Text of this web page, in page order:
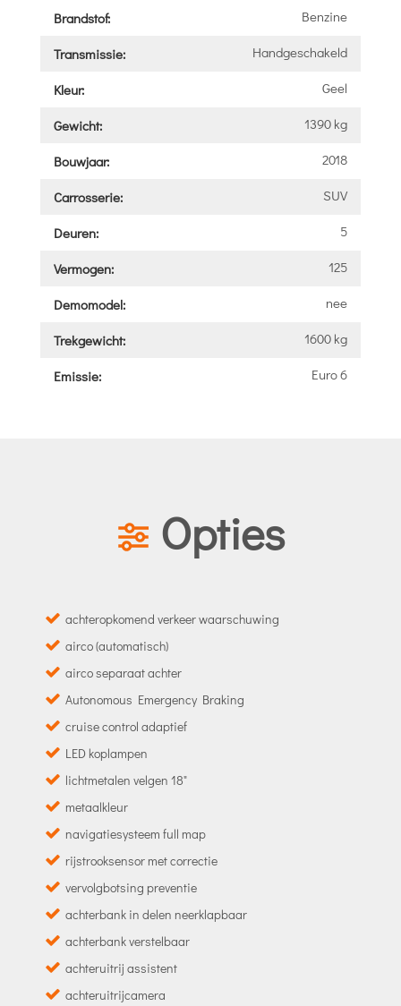
Brandstof: Benzine
Transmissie: Handgeschakeld
Kleur: Geel
Gewicht: 1390 kg
Bouwjaar: 2018
Carrosserie: SUV
Deuren: 5
Vermogen: 125
Demomodel: nee
Trekgewicht: 1600 kg
Emissie: Euro 6
Opties
achteropkomend verkeer waarschuwing
airco (automatisch)
airco separaat achter
Autonomous Emergency Braking
cruise control adaptief
LED koplampen
lichtmetalen velgen 18"
metaalkleur
navigatiesysteem full map
rijstrooksensor met correctie
vervolgbotsing preventie
achterbank in delen neerklapbaar
achterbank verstelbaar
achteruitrij assistent
achteruitrijcamera